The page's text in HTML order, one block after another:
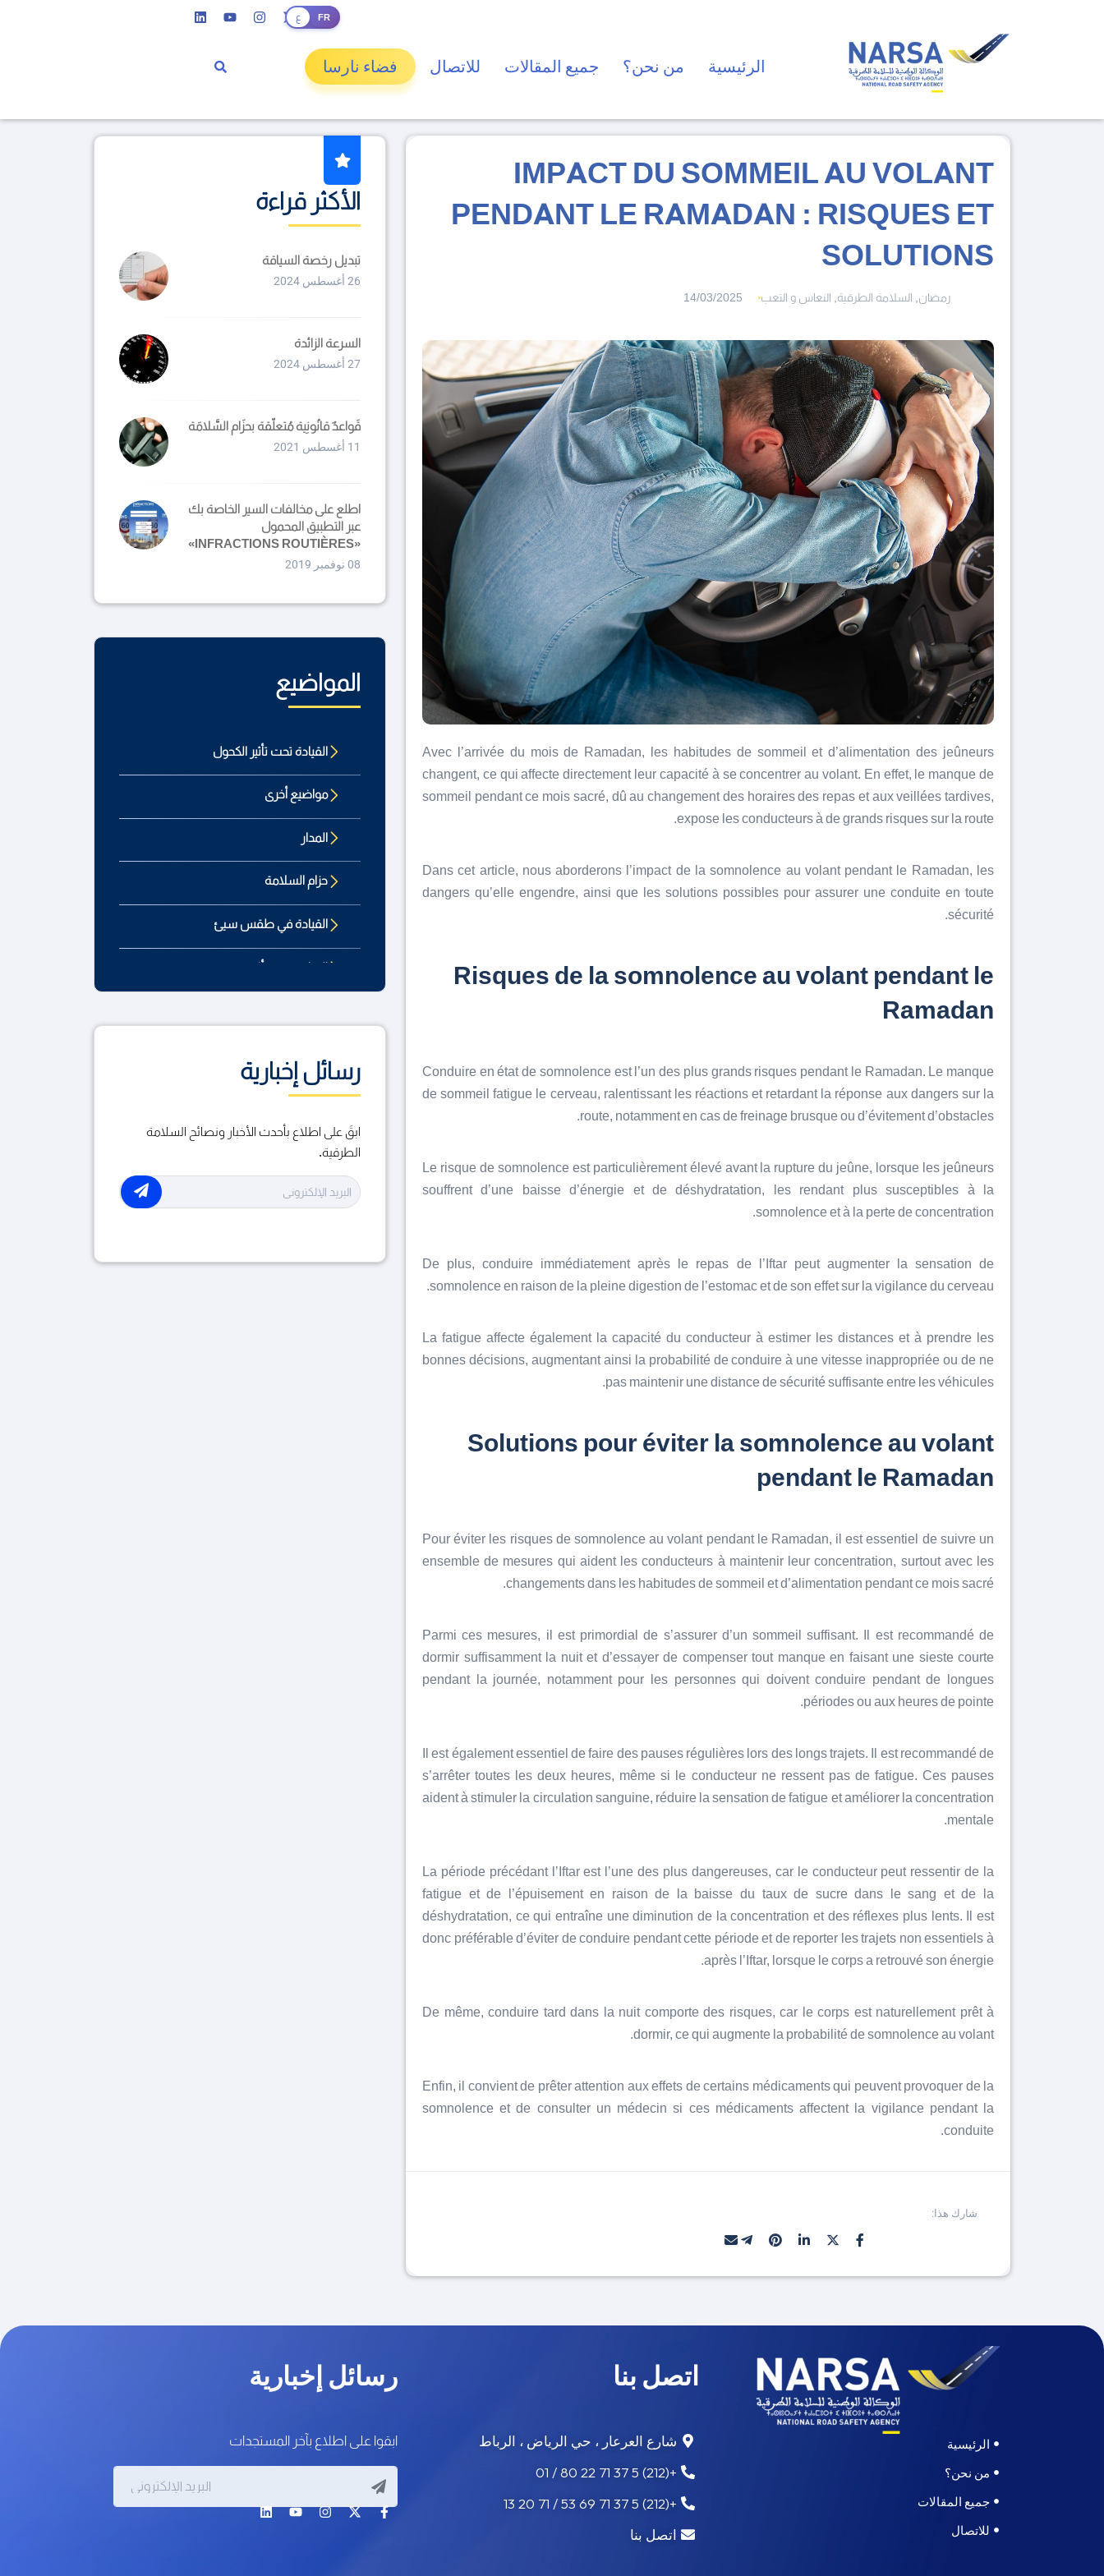
FR ع
الرئيسية من نحن؟ جميع المقالات للاتصال فضاء نارسا
IMPACT DU SOMMEIL AU VOLANT
PENDANT LE RAMADAN : RISQUES ET
SOLUTIONS
رمضان السلامة الطرقية النعاس و التعب 14/03/2025
Avec l’arrivée du mois de Ramadan, les habitudes de sommeil et d’alimentation des jeûneurs
changent, ce qui affecte directement leur capacité à se concentrer au volant. En effet, le manque de
sommeil pendant ce mois sacré, dû au changement des horaires des repas et aux veillées tardives,
expose les conducteurs à de grands risques sur la route.
Dans cet article, nous aborderons l’impact de la somnolence au volant pendant le Ramadan, les
dangers qu’elle engendre, ainsi que les solutions possibles pour assurer une conduite en toute
sécurité.
Risques de la somnolence au volant pendant le
Ramadan
Conduire en état de somnolence est l’un des plus grands risques pendant le Ramadan. Le manque
de sommeil fatigue le cerveau, ralentissant les réactions et retardant la réponse aux dangers sur la
route, notamment en cas de freinage brusque ou d’évitement d’obstacles.
Le risque de somnolence est particulièrement élevé avant la rupture du jeûne, lorsque les jeûneurs
souffrent d’une baisse d’énergie et de déshydratation, les rendant plus susceptibles à la
somnolence et à la perte de concentration.
De plus, conduire immédiatement après le repas de l’Iftar peut augmenter la sensation de
somnolence en raison de la pleine digestion de l’estomac et de son effet sur la vigilance du cerveau.
La fatigue affecte également la capacité du conducteur à estimer les distances et à prendre les
bonnes décisions, augmentant ainsi la probabilité de conduire à une vitesse inappropriée ou de ne
pas maintenir une distance de sécurité suffisante entre les véhicules.
Solutions pour éviter la somnolence au volant
pendant le Ramadan
Pour éviter les risques de somnolence au volant pendant le Ramadan, il est essentiel de suivre un
ensemble de mesures qui aident les conducteurs à maintenir leur concentration, surtout avec les
changements dans les habitudes de sommeil et d’alimentation pendant ce mois sacré.
Parmi ces mesures, il est primordial de s’assurer d’un sommeil suffisant. Il est recommandé de
dormir suffisamment la nuit et d’essayer de compenser tout manque en faisant une sieste courte
pendant la journée, notamment pour les personnes qui doivent conduire pendant de longues
périodes ou aux heures de pointe.
Il est également essentiel de faire des pauses régulières lors des longs trajets. Il est recommandé de
s’arrêter toutes les deux heures, même si le conducteur ne ressent pas de fatigue. Ces pauses
aident à stimuler la circulation sanguine, réduire la sensation de fatigue et améliorer la concentration
mentale.
La période précédant l’Iftar est l’une des plus dangereuses, car le conducteur peut ressentir de la
fatigue et de l’épuisement en raison de la baisse du taux de sucre dans le sang et de la
déshydratation, ce qui entraîne une diminution de la concentration et des réflexes plus lents. Il est
donc préférable d’éviter de conduire pendant cette période et de reporter les trajets non essentiels à
après l’Iftar, lorsque le corps a retrouvé son énergie.
De même, conduire tard dans la nuit comporte des risques, car le corps est naturellement prêt à
dormir, ce qui augmente la probabilité de somnolence au volant.
Enfin, il convient de prêter attention aux effets de certains médicaments qui peuvent provoquer de la
somnolence et de consulter un médecin si ces médicaments affectent la vigilance pendant la
conduite.
شارك هذا:
الأكثر قراءة
تبديل رخصة السياقة
26 أغسطس 2024
السرعة الزائدة
27 أغسطس 2024
قَواعدٌ قانُونِية مُتعلّقة بحزَام السَّلامَة
11 أغسطس 2021
اطلع على مخالفات السير الخاصة بك
عبر التطبيق المحمول
«INFRACTIONS ROUTIÈRES»
08 نوفمبر 2019
المواضيع
القيادة تحت تأثير الكحول
مواضيع أخرى
المدار
حزام السلامة
القيادة في طقس سيئ
القيادة تحت تأثير
صيانة المركبات
الطريق
الراجلون
رسائل إخبارية
ابقَ على اطلاع بأحدث الأخبار ونصائح السلامة
الطرقية.
الرئيسية
من نحن؟
جميع المقالات
للاتصال
اتصل بنا
شارع العرعار ، حي الرياض ، الرباط
+(212) 5 37 71 22 80 / 01
+(212) 5 37 71 69 53 / 71 20 13
اتصل بنا
رسائل إخبارية
ابقوا على اطلاع بآخر المستجدات